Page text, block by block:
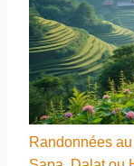
Randonnées